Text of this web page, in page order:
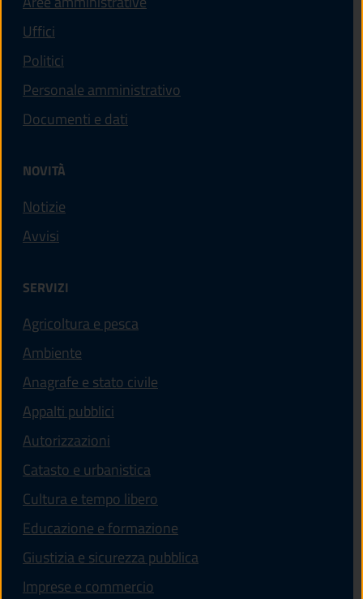
Uffici
Politici
Personale amministrativo
Documenti e dati
NOVITÀ
Notizie
Avvisi
SERVIZI
Agricoltura e pesca
Ambiente
Anagrafe e stato civile
Appalti pubblici
Autorizzazioni
Catasto e urbanistica
Cultura e tempo libero
Educazione e formazione
Giustizia e sicurezza pubblica
Imprese e commercio